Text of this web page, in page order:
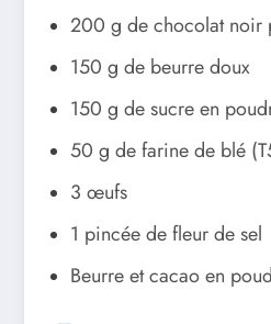
200 g de chocolat noir
150 g de beurre doux
150 g de sucre en
50 g de farine de blé
3 œufs
1 pincée de fleur de sel
Beurre et cacao en